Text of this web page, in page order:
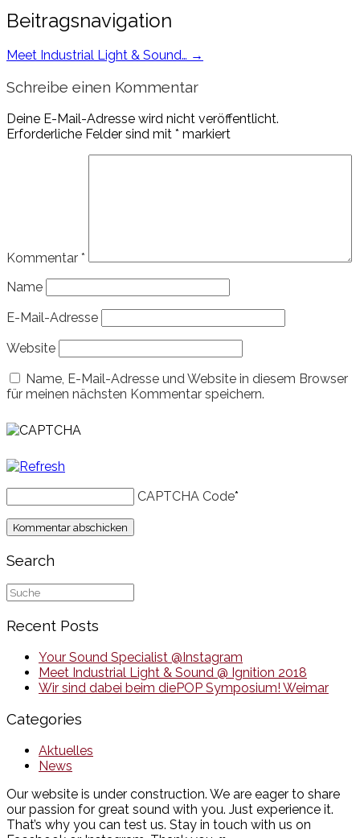
Beitragsnavigation
Meet Industrial Light & Sound… →
Schreibe einen Kommentar
Deine E-Mail-Adresse wird nicht veröffentlicht.
Erforderliche Felder sind mit * markiert
Kommentar *
Name
E-Mail-Adresse
Website
Name, E-Mail-Adresse und Website in diesem Browser
für meinen nächsten Kommentar speichern.
CAPTCHA Code*
Search
Suche
nach:
Recent Posts
Your Sound Specialist @Instagram
Meet Industrial Light & Sound @ Ignition 2018
Wir sind dabei beim diePOP Symposium! Weimar
Categories
Aktuelles
News
Our website is under construction. We are eager to share
our passion for great sound with you. Just experience it.
That’s why you can test us. Stay in touch with us on